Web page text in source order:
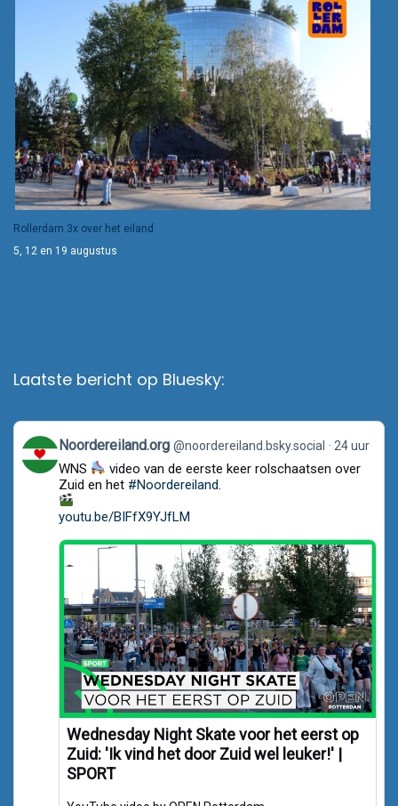
Rollerdam 3x over het eiland
5, 12 en 19 augustus
Laatste bericht op Bluesky:
View
post
by
Noordereiland.org
Noordereiland.org @noordereiland.bsky.social 24 uur
WNS
video van de eerste keer rolschaatsen over
Zuid en het #Noordereiland
youtu.be/BIFfX9YJfLM
Wednesday Night Skate voor het eerst op
Zuid: 'Ik vind het door Zuid wel leuker!' |
SPORT